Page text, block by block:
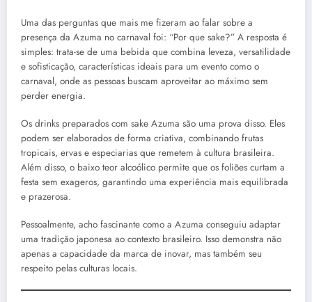
Uma das perguntas que mais me fizeram ao falar sobre a
presença da Azuma no carnaval foi: “Por que sake?” A resposta é
simples: trata-se de uma bebida que combina leveza, versatilidade
e sofisticação, características ideais para um evento como o
carnaval, onde as pessoas buscam aproveitar ao máximo sem
perder energia.
Os drinks preparados com sake Azuma são uma prova disso. Eles
podem ser elaborados de forma criativa, combinando frutas
tropicais, ervas e especiarias que remetem à cultura brasileira.
Além disso, o baixo teor alcoólico permite que os foliões curtam a
festa sem exageros, garantindo uma experiência mais equilibrada
e prazerosa.
Pessoalmente, acho fascinante como a Azuma conseguiu adaptar
uma tradição japonesa ao contexto brasileiro. Isso demonstra não
apenas a capacidade da marca de inovar, mas também seu
respeito pelas culturas locais.